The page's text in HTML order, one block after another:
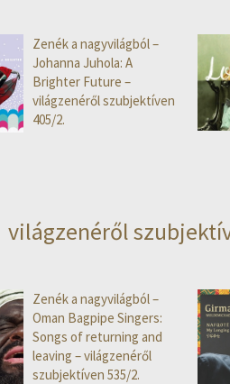
Zenék a nagyvilágból –
Johanna Juhola: A
Brighter Future –
világzenéről szubjektíven
405/2.
világzenéről
Zenék a nagyvilágból –
Oman Bagpipe Singers:
Songs of returning and
leaving – világzenéről
szubjektíven 535/2.